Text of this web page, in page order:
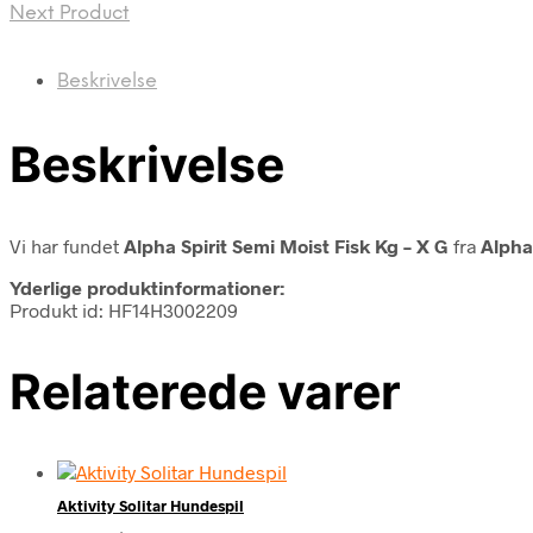
Next Product
Beskrivelse
Beskrivelse
Vi har fundet Alpha Spirit Semi Moist Fisk Kg – X G fra
Yderlige produktinformationer:
Produkt id: HF14H3002209
Relaterede varer
Aktivity Solitar Hundespil